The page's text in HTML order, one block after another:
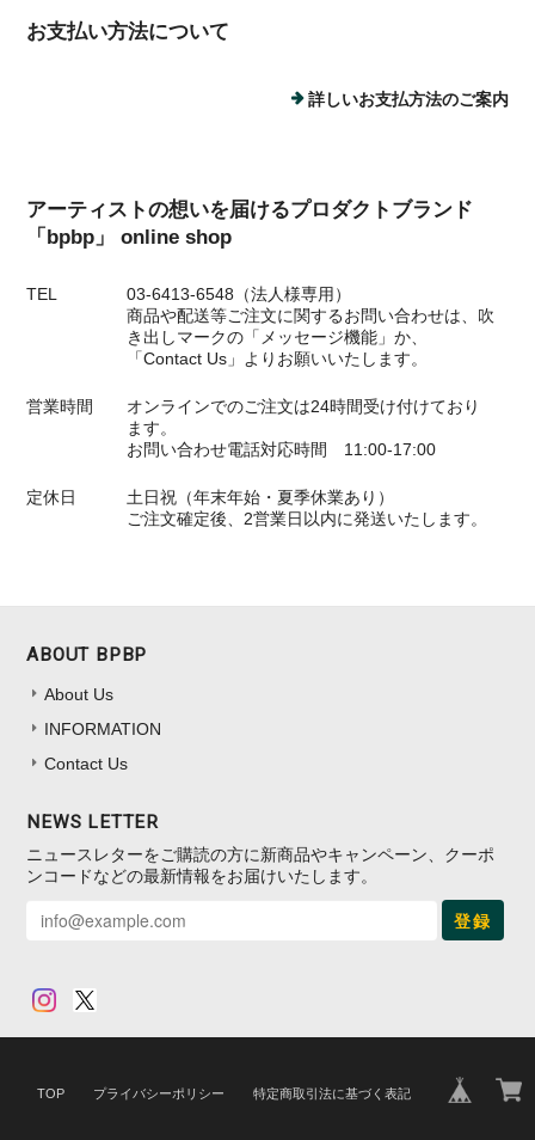
お支払い方法について
詳しいお支払方法のご案内
アーティストの想いを届けるプロダクトブランド
「bpbp」 online shop
TEL
03-6413-6548（法人様専用）
商品や配送等ご注文に関するお問い合わせは、吹
き出しマークの「メッセージ機能」か、
「Contact Us」よりお願いいたします。
営業時間
オンラインでのご注文は24時間受け付けており
ます。
お問い合わせ電話対応時間 11:00-17:00
定休日
土日祝（年末年始・夏季休業あり）
ご注文確定後、2営業日以内に発送いたします。
ABOUT BPBP
About Us
INFORMATION
Contact Us
NEWS LETTER
ニュースレターをご購読の方に新商品やキャンペーン、クーポ
ンコードなどの最新情報をお届けいたします。
登録
TOP プライバシーポリシー 特定商取引法に基づく表記